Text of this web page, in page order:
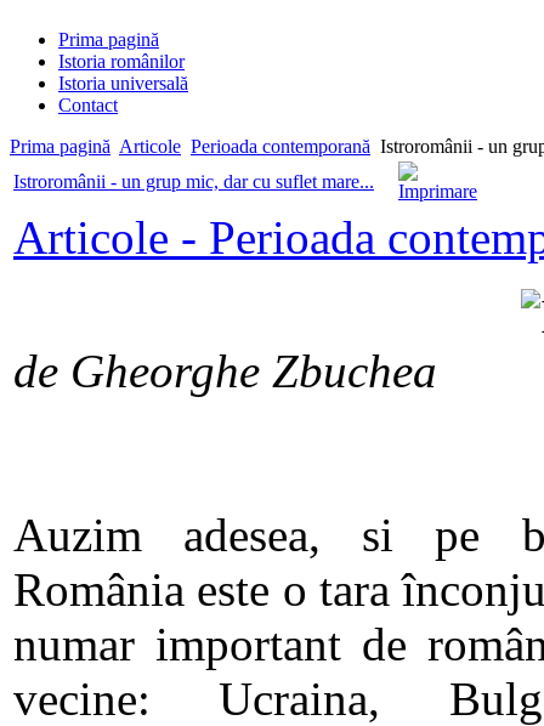
Prima pagină
Istoria românilor
Istoria universală
Contact
Prima pagină Articole Perioada contemporană Istroromânii - un
Istroromânii - un grup mic, dar cu suflet mare...
Articole - Perioada
de Gheorghe Zbuchea
Auzim adesea, si pe
România este o tara
numar important de
vecine: Ucraina,